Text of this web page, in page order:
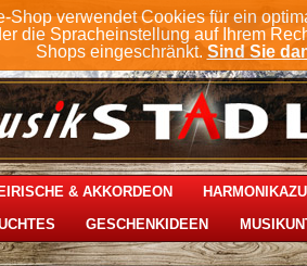
Shop verwendet Cookies für ein
die Spracheinstellung auf Ihrem
Shops eingeschränkt. Sind Sie
& AKKORDEON
GESCHENKIDEEN